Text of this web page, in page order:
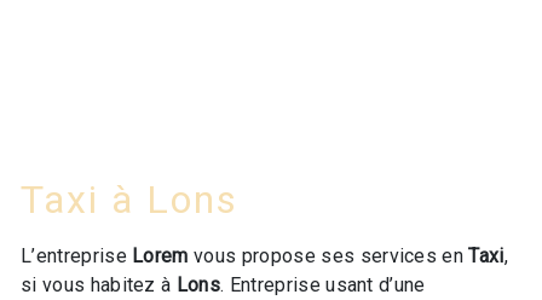
Taxi à Lons
L’entreprise Lorem vous propose ses services enTaxi,
si vous habitez à Lons. Entreprise usant d’une